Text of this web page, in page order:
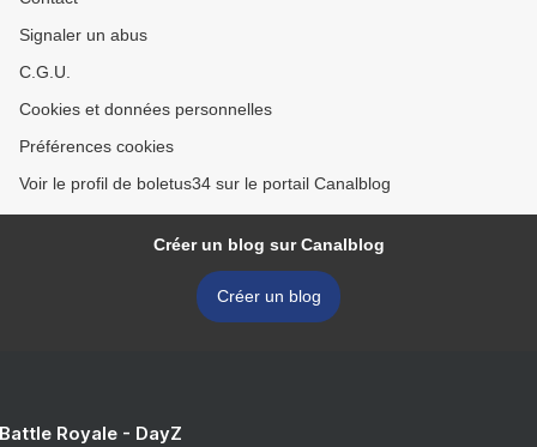
Signaler un abus
C.G.U.
Cookies et données personnelles
Préférences cookies
Voir le profil de boletus34 sur le portail Canalblog
Créer un blog sur Canalblog
Créer un blog
Royale - DayZ